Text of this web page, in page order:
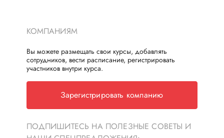
КОМПАНИЯМ
Вы можете размещать свои курсы, добавлять
сотрудников, вести расписание, регистрировать
участников внутри курса.
Зарегистрировать компанию
ПОДПИШИТЕСЬ НА ПОЛЕЗНЫЕ СОВЕТЫ И